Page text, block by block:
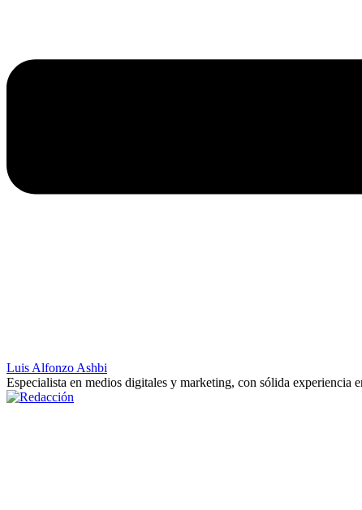
Luis Alfonzo Ashbi
Especialista en medios digitales y marketing, con sólida experiencia